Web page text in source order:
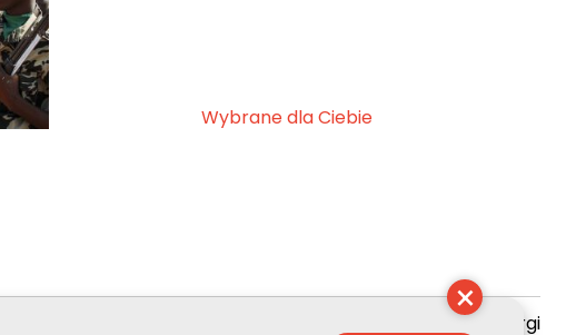
Wybrane dla Ciebie
© Stowarzyszenie Kultury Chrześcijańskiej im. ks. Piotra Skargi
×